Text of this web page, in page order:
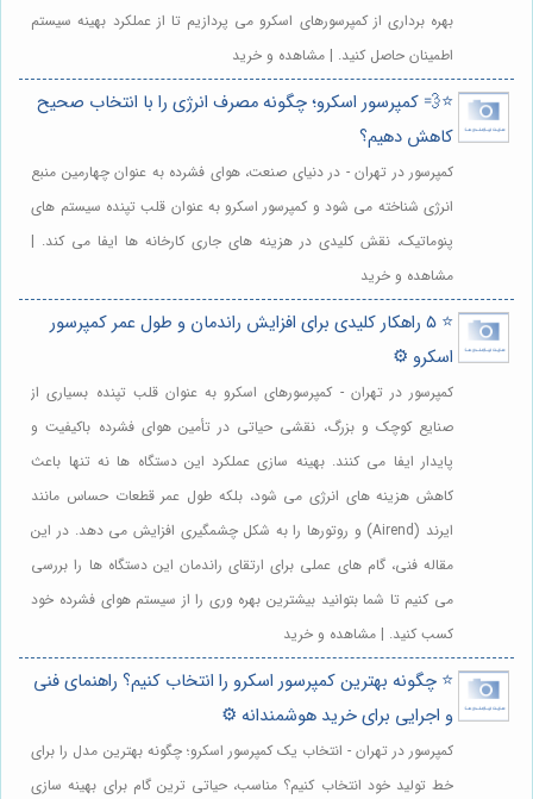
بهره برداری از کمپرسورهای اسکرو می پردازیم تا از عملکرد بهینه سیستم
اطمینان حاصل کنید. | مشاهده و خرید
⭐️💨 کمپرسور اسکرو؛ چگونه مصرف انرژی را با انتخاب صحیح
کاهش دهیم؟
کمپرسور در تهران - در دنیای صنعت، هوای فشرده به عنوان چهارمین منبع
انرژی شناخته می شود و کمپرسور اسکرو به عنوان قلب تپنده سیستم های
پنوماتیک، نقش کلیدی در هزینه های جاری کارخانه ها ایفا می کند. |
مشاهده و خرید
⭐️ ۵ راهکار کلیدی برای افزایش راندمان و طول عمر کمپرسور
اسکرو ⚙️
کمپرسور در تهران - کمپرسورهای اسکرو به عنوان قلب تپنده بسیاری از
صنایع کوچک و بزرگ، نقشی حیاتی در تأمین هوای فشرده باکیفیت و
پایدار ایفا می کنند. بهینه سازی عملکرد این دستگاه ها نه تنها باعث
کاهش هزینه های انرژی می شود، بلکه طول عمر قطعات حساس مانند
ایرند (Airend) و روتورها را به شکل چشمگیری افزایش می دهد. در این
مقاله فنی، گام های عملی برای ارتقای راندمان این دستگاه ها را بررسی
می کنیم تا شما بتوانید بیشترین بهره وری را از سیستم هوای فشرده خود
کسب کنید. | مشاهده و خرید
⭐️ چگونه بهترین کمپرسور اسکرو را انتخاب کنیم؟ راهنمای فنی
و اجرایی برای خرید هوشمندانه ⚙️
کمپرسور در تهران - انتخاب یک کمپرسور اسکرو؛ چگونه بهترین مدل را برای
خط تولید خود انتخاب کنیم؟ مناسب، حیاتی ترین گام برای بهینه سازی